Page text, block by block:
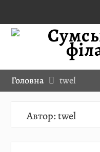
Skip
Головна twel
Автор:twel